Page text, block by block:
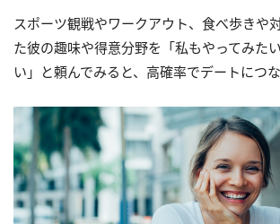
スポーツ観戦やワークアウト、食べ歩きや
た彼の趣味や得意分野を「私もやってみた
い」と頼んでみると、高確率でデートにつな